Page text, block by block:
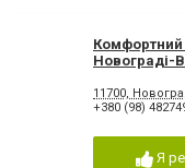
Комфортний
Новограді-
11700,
+380 (98)
Я